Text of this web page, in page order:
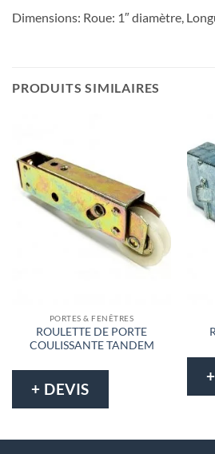
Dimensions: Roue: 1″ diamètre,
PRODUITS SIMILAIRES
PORTES & FENÊTRES
ROULETTE DE PORTE
COULISSANTE TANDEM
+ DEVIS